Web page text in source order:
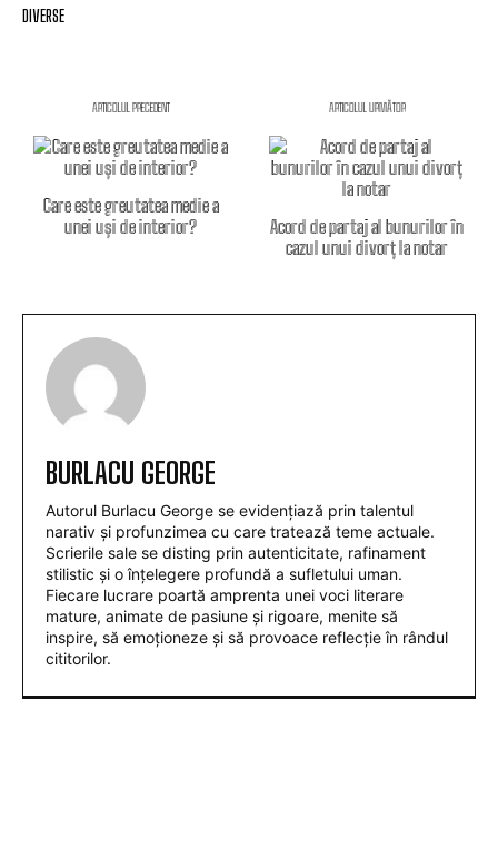
DIVERSE
ARTICOLUL PRECEDENT
Care este greutatea medie a
unei uși de interior?
ARTICOLUL URMĂTOR
Acord de partaj al bunurilor în
cazul unui divorț la notar
BURLACU GEORGE
Autorul Burlacu George se evidențiază prin talentul
narativ și profunzimea cu care tratează teme actuale.
Scrierile sale se disting prin autenticitate, rafinament
stilistic și o înțelegere profundă a sufletului uman.
Fiecare lucrare poartă amprenta unei voci literare
mature, animate de pasiune și rigoare, menite să
inspire, să emoționeze și să provoace reflecție în rândul
cititorilor.